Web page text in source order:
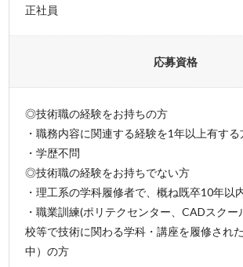
正社員
応募資格
◎技術職の経験をお持ちの方
・職務内容に関連する経験を1年以上有する
・学歴不問
◎技術職の経験をお持ちでない方
・理工系の学科履修者で、概ね既卒10年以
・職業訓練(ポリテクセンター、CADスク
校等で技術に関わる学科・講座を履修され
中）の方